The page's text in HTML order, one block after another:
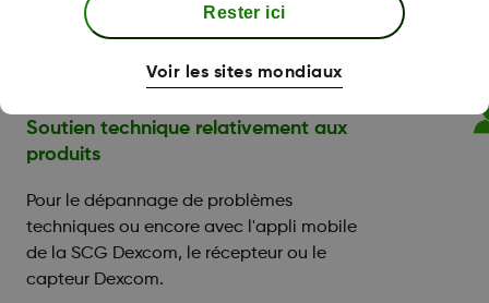
votre récepteur, et vous pouvez réserver
une session de formation avec un
éducateur certifié en diabète (CDE).
Soutien technique relativement aux
produits
Pour le dépannage de problèmes
techniques ou encore avec l'appli mobile
de la SCG Dexcom, le récepteur ou le
capteur Dexcom.
Rester ici
Voir les sites mondiaux